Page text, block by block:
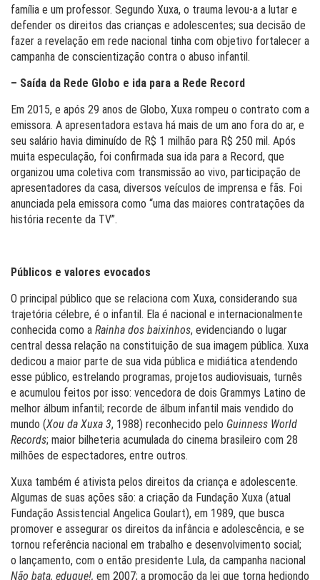
família e um professor. Segundo Xuxa, o trauma levou-a a lutar e
defender os direitos das crianças e adolescentes; sua decisão de
fazer a revelação em rede nacional tinha com objetivo fortalecer a
campanha de conscientização contra o abuso infantil.
– Saída da Rede Globo e ida para a Rede Record
Em 2015, e após 29 anos de Globo, Xuxa rompeu o contrato com a
emissora. A apresentadora estava há mais de um ano fora do ar, e
seu salário havia diminuído de R$ 1 milhão para R$ 250 mil. Após
muita especulação, foi confirmada sua ida para a Record, que
organizou uma coletiva com transmissão ao vivo, participação de
apresentadores da casa, diversos veículos de imprensa e fãs. Foi
anunciada pela emissora como “uma das maiores contratações da
história recente da TV”.
Públicos e valores evocados
O principal público que se relaciona com Xuxa, considerando sua
trajetória célebre, é o infantil. Ela é nacional e internacionalmente
conhecida como a Rainha dos baixinhos, evidenciando o lugar
central dessa relação na constituição de sua imagem pública. Xuxa
dedicou a maior parte de sua vida pública e midiática atendendo
esse público, estrelando programas, projetos audiovisuais, turnês
e acumulou feitos por isso: vencedora de dois Grammys Latino de
melhor álbum infantil; recorde de álbum infantil mais vendido do
mundo (Xou da Xuxa 3, 1988) reconhecido pelo Guinness World
Records; maior bilheteria acumulada do cinema brasileiro com 28
milhões de espectadores, entre outros.
Xuxa também é ativista pelos direitos da criança e adolescente.
Algumas de suas ações são: a criação da Fundação Xuxa (atual
Fundação Assistencial Angelica Goulart), em 1989, que busca
promover e assegurar os direitos da infância e adolescência, e se
tornou referência nacional em trabalho e desenvolvimento social;
o lançamento, com o então presidente Lula, da campanha nacional
Não bata, eduque!, em 2007; a promoção da lei que torna hediondo